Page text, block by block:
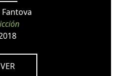
Fantova
VER